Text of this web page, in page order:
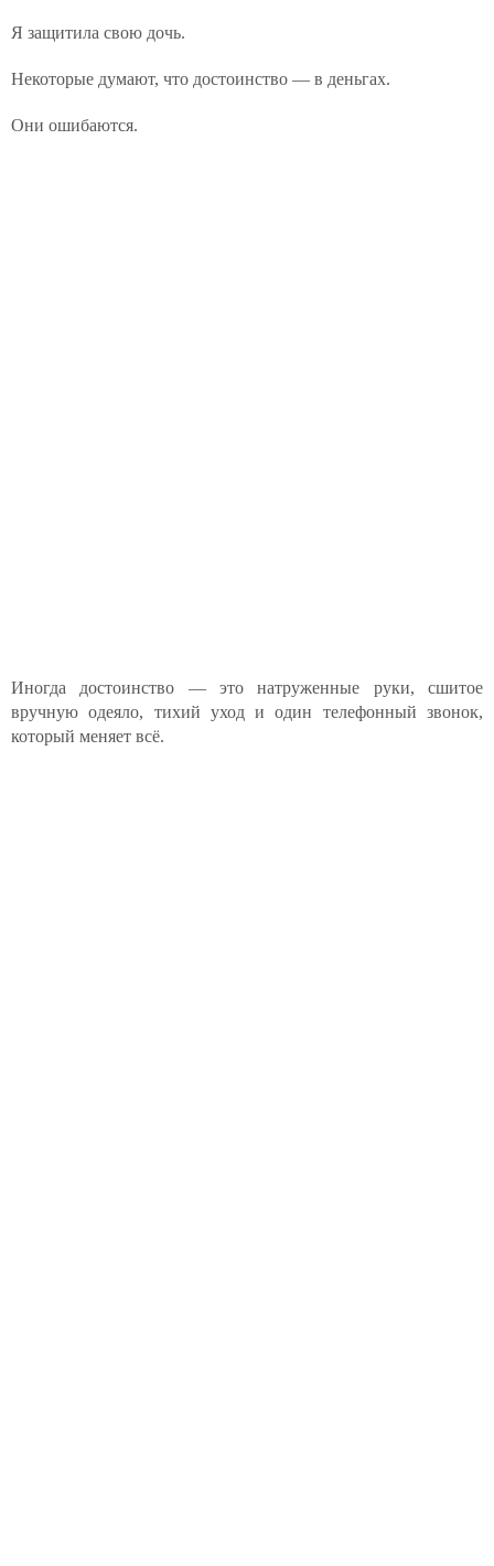
Я защитила свою дочь.
Некоторые думают, что достоинство — в деньгах.
Они ошибаются.
Иногда достоинство — это натруженные руки, сшитое
вручную одеяло, тихий уход и один телефонный звонок,
который меняет всё.